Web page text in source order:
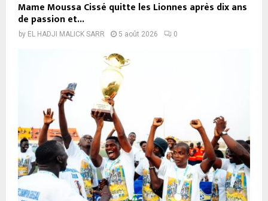
Mame Moussa Cissé quitte les Lionnes après dix ans
de passion et...
by EL HADJI MALICK SARR 5 août 2026 0